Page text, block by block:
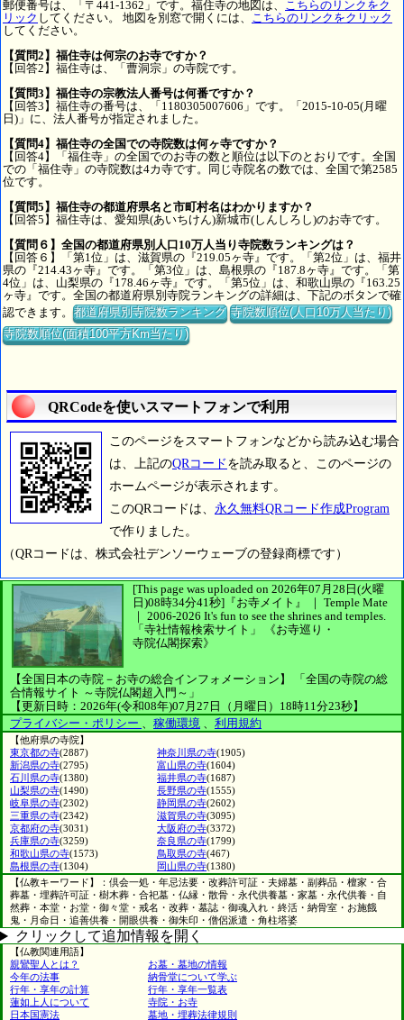
郵便番号は、「〒441-1362」です。福住寺の地図は、 こちらのリンクをク
リック してください。 地図を別窓で開くには、 こちらのリンクをクリック
してください。
【質問2】福住寺は何宗のお寺ですか？
【回答2】福住寺は、「曹洞宗」の寺院です。
【質問3】福住寺の宗教法人番号は何番ですか？
【回答3】福住寺の番号は、「1180305007606」です。「2015-10-05(月曜
日)」に、法人番号が指定されました。
【質問4】福住寺の全国での寺院数は何ヶ寺ですか？
【回答4】「福住寺」の全国でのお寺の数と順位は以下のとおりです。全国
での「福住寺」の寺院数は4カ寺です。同じ寺院名の数では、全国で第2585
位です。
【質問5】福住寺の都道府県名と市町村名はわかりますか？
【回答5】福住寺は、愛知県(あいちけん)新城市(しんしろし)のお寺です。
【質問６】全国の都道府県別人口10万人当り寺院数ランキングは？
【回答６】「第1位」は、滋賀県の『219.05ヶ寺』です。「第2位」は、福井
県の『214.43ヶ寺』です。「第3位」は、島根県の『187.8ヶ寺』です。「第
4位」は、山梨県の『178.46ヶ寺』です。「第5位」は、和歌山県の『163.25
ヶ寺』です。全国の都道府県別寺院ランキングの詳細は、下記のボタンで確
認できます。都道府県別寺院数ランキング 寺院数順位(人口10万人当たり)
寺院数順位(面積100平方Km当たり)
QRCodeを使いスマートフォンで利用
このページをスマートフォンなどから読み込む場合
は、上記のQRコード を読み取ると、このページの
ホームページが表示されます。
このQRコードは、 永久無料QRコード作成Program
で作りました。
（QRコードは、株式会社デンソーウェーブの登録商標です）
[This page was uploaded on 2026年07月28日(火曜
日)08時34分41秒] 『お寺メイト』 ｜ Temple Mate
｜ 2006-2026 It's fun to see the shrines and temples.
「寺社情報検索サイト」
《お寺巡り・
寺院仏閣探索》
【全国日本の寺院－お寺の総合インフォメーション】
「全国の寺院の総
合情報サイト ～寺院仏閣超入門～」
【更新日時：2026年(令和08年)07月27日（月曜日）18時11分23秒】
プライバシー・ポリシー 、 稼働環境 、 利用規約
【他府県の寺院】
東京都の寺(2887) 神奈川県の寺(1905)
新潟県の寺(2795) 富山県の寺(1604)
石川県の寺(1380) 福井県の寺(1687)
山梨県の寺(1490) 長野県の寺(1555)
岐阜県の寺(2302) 静岡県の寺(2602)
三重県の寺(2342) 滋賀県の寺(3095)
京都府の寺(3031) 大阪府の寺(3372)
兵庫県の寺(3259) 奈良県の寺(1799)
和歌山県の寺(1573) 鳥取県の寺(467)
島根県の寺(1304) 岡山県の寺(1380)
【仏教キーワード】：倶会一処・年忌法要・改葬許可証・夫婦墓・副葬品・檀家・合
葬墓・埋葬許可証・樹木葬・合祀墓・仏縁・散骨・永代供養墓・家墓・永代供養・自
然葬・本堂・お堂・御々堂・戒名・改葬・墓誌・御魂入れ・終活・納骨室・お施餓
鬼・月命日・追善供養・開眼供養・御朱印・僧侶派遣・角柱塔婆
クリックして追加情報を開く
【仏教関連用語】
親鸞聖人とは？
お墓・墓地の情報
今年の法事
納骨堂について学ぶ
行年・享年の計算
行年・享年一覧表
蓮如上人について
寺院・お寺
日本国憲法
墓地・埋葬法律規則